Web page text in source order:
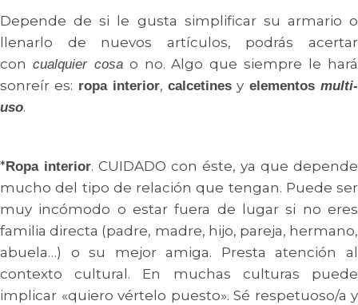
Depende de si le gusta simplificar su armario o
llenarlo de nuevos artículos, podrás acertar
con cualquier cosao no. Algo que siempre le hará
sonreír es: ropa interior,calcetines y elementosmulti-
uso.
*Ropa interior. CUIDADO con éste, ya que depende
mucho del tipo de relación que tengan. Puede ser
muy incómodo o estar fuera de lugar si no eres
familia directa (padre, madre, hijo, pareja, hermano,
abuela…) o su mejor amiga. Presta atención al
contexto cultural. En muchas culturas puede
implicar «quiero vértelo puesto». Sé respetuoso/a y